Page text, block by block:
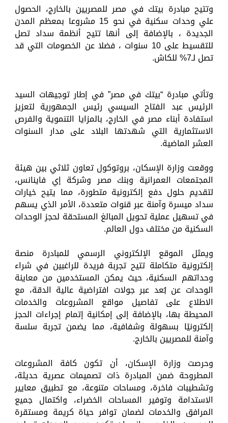
وتتيح مبادرة بيتك في مصر للمصريين بالخارج، الحصول
علي وحدات سكنية في نحو 15 مشروعا بمعظم المدن
الجديدة ، بالإضافة إلى أنها تتيح أنظمة سداد تصل
للتقسيط على 10 سنوات ، فضلا عن الخصومات التي قد
تصل لـ7% للكاش.
وتأتي مبادرة “بيتك في مصر” في إطار توجيهات السيد
الرئيس عبد الفتاح السيسي رئيس الجمهورية لتعزيز
استفادة أبناء مصر في الخارج، بالمزايا التنموية والفرص
الاستثمارية التي شهدتها البلاد على مدار السنوات
العشر الماضية.
ووقعت وزارة الإسكان، بروتوكول تعاون ثلاثي بين هيئة
المجتمعات العمرانية وبنك مصر وشركة إي فاينانس،
لتقديم حلول دفع إلكترونية متطورة، مما يتيح خيارات
سداد ميسرة وآمنة عبر قنوات متعددة، الأمر الذي يسهم
في تسهيل عملية تحويل المبالغ المستحقة لحجز الوحدات
السكنية من مختلف دول العالم.
ويمثل الموقع الإلكتروني الرسمي للمبادرة منصة
إلكترونية متكاملة تتيح تجربة فريدة للراغبين في شراء
وحداتهم السكنية، حيث يمكن المستخدمين من معاينة
الوحدات عن بُعد عبر جولات افتراضية عالية الدقة، مع
الاطلاع على تفاصيل مواقع المشروعات والخدمات
المحيطة بها، بالإضافة إلى إمكانية إتمام إجراءات الحجز
إلكترونيًا بسهولة وشفافية، مما يضمن تجربة سلسة
وآمنة للمصريين بالخارج.
وحرصت وزارة الإسكان، أن تكون كافة المشروعات
المطروحة ضمن المبادرة ذات تصميمات عصرية حديثة،
وتشطيبات فاخرة، ومساحات متنوعة، مع تطبيق معايير
الاستدامة وتوفير المساحات الخضراء، واكتمال جميع
المرافق والخدمات لضمان توافر حياة كريمة ومستقرة